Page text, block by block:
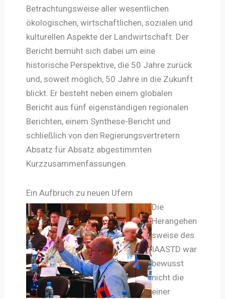
Betrachtungsweise aller wesentlichen
ökologischen, wirtschaftlichen, sozialen und
kulturellen Aspekte der Landwirtschaft. Der
Bericht bemüht sich dabei um eine
historische Perspektive, die 50 Jahre zurück
und, soweit möglich, 50 Jahre in die Zukunft
blickt. Er besteht neben einem globalen
Bericht aus fünf eigenständigen regionalen
Berichten, einem Synthese-Bericht und
schließlich von den Regierungsvertretern
Absatz für Absatz abgestimmten
Kurzzusammenfassungen.
Ein Aufbruch zu neuen Ufern
Die
Herangehen
sweise des
IAASTD war
bewusst
nicht die
einer